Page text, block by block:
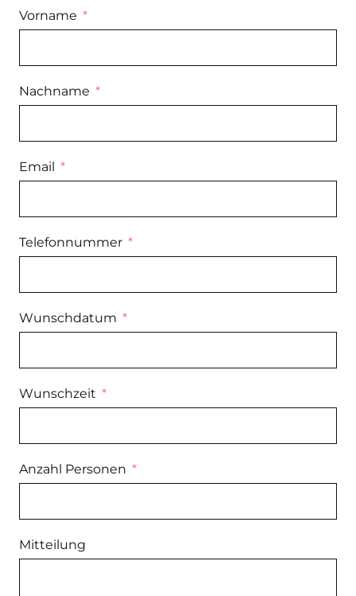
Vorname
Nachname
Email
Telefonnummer
Wunschdatum
Wunschzeit
Anzahl Personen
Mitteilung